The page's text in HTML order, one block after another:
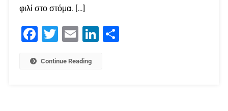
φιλί στο στόμα. […]
Facebook
Twitter Email LinkedIn
Continue Reading